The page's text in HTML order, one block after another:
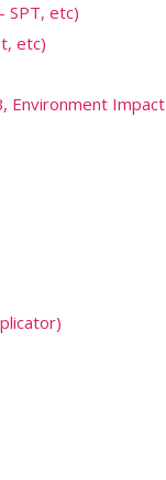
SPT, etc)
etc)
Environment Impact